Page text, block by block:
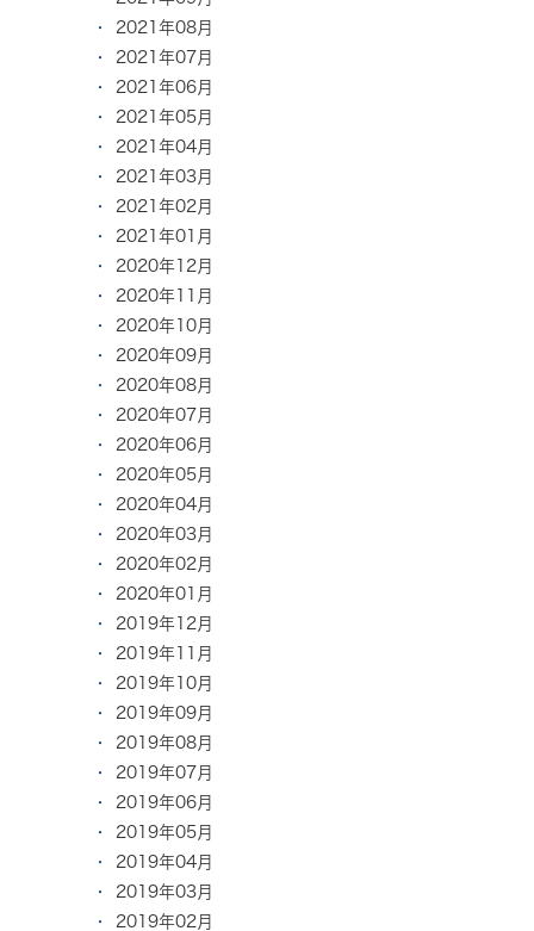
2021年08月
2021年07月
2021年06月
2021年05月
2021年04月
2021年03月
2021年02月
2021年01月
2020年12月
2020年11月
2020年10月
2020年09月
2020年08月
2020年07月
2020年06月
2020年05月
2020年04月
2020年03月
2020年02月
2020年01月
2019年12月
2019年11月
2019年10月
2019年09月
2019年08月
2019年07月
2019年06月
2019年05月
2019年04月
2019年03月
2019年02月